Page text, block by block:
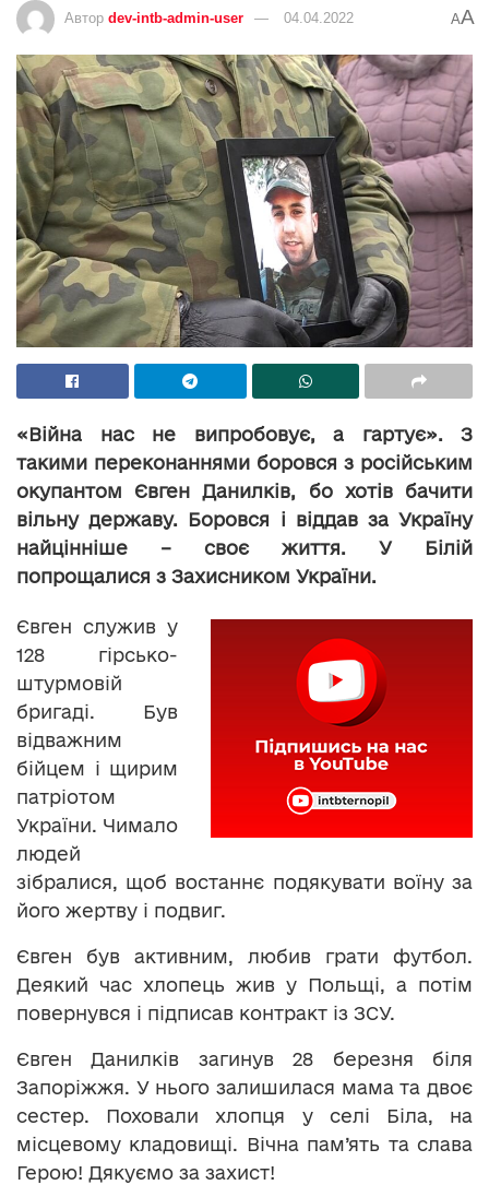
Автор dev-intb-admin-user 04.04.2022 AA
«Війна нас не випробовує, а гартує». З
такими переконаннями боровся з російським
окупантом Євген Данилків, бо хотів бачити
вільну державу. Боровся і віддав за Україну
найцінніше – своє життя. У Білій
попрощалися з Захисником України.
Євген служив у
128 гірсько-
штурмовій
бригаді. Був
відважним
бійцем і щирим
патріотом
України. Чимало
людей
зібралися, щоб востаннє подякувати воїну за
його жертву і подвиг.
Євген був активним, любив грати футбол.
Деякий час хлопець жив у Польщі, а потім
повернувся і підписав контракт із ЗСУ.
Євген Данилків загинув 28 березня біля
Запоріжжя. У нього залишилася мама та двоє
сестер. Поховали хлопця у селі Біла, на
місцевому кладовищі. Вічна пам’ять та слава
Герою! Дякуємо за захист!